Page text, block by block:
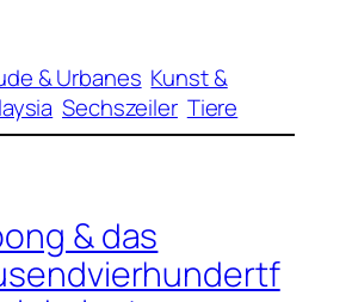
& Urbanes Kunst &
Sechszeiler Tiere
& das